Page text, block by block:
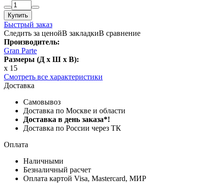
Купить
Быстрый заказ
Следить за ценойВ закладкиВ сравнение
Производитель:
Gran Parte
Размеры (Д x Ш x В):
x 15
Смотреть все характеристики
Доставка
Самовывоз
Доставка по Москве и области
Доставка в день заказа*!
Доставка по России через ТК
Оплата
Наличными
Безналичный расчет
Оплата картой Visa, Mastercard, МИР